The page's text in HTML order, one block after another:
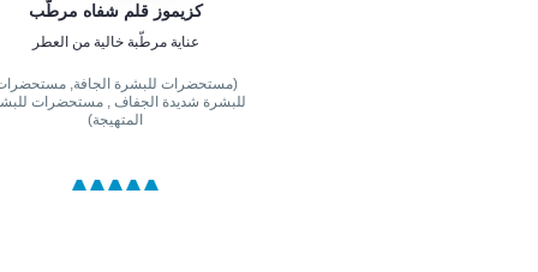
كزيموز قلم شفاه مرطّب
عناية مرطّبة خالية من العطر
(مستحضرات للبشرة الجافة,
للبشرة شديدة الجفاف , مستحضرات
المتهيجة)